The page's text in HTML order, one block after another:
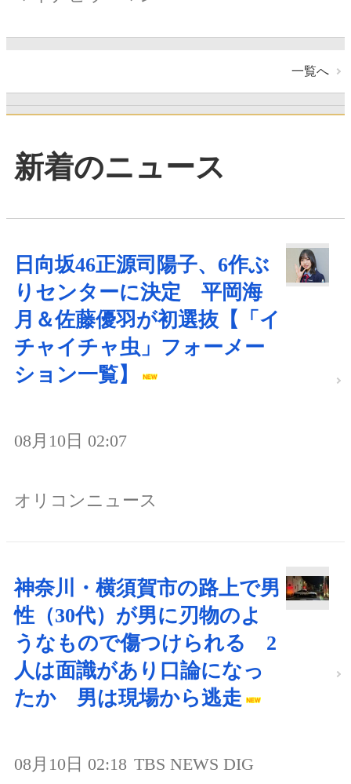
一覧へ
新着のニュース
日向坂46正源司陽子、6作ぶ
りセンターに決定 平岡海
月＆佐藤優羽が初選抜【「イ
チャイチャ虫」フォーメー
ション一覧】
08月10日 02:07
オリコンニュース
神奈川・横須賀市の路上で男
性（30代）が男に刃物のよ
うなもので傷つけられる 2
人は面識があり口論になっ
たか 男は現場から逃走
08月10日 02:18 TBS NEWS DIG